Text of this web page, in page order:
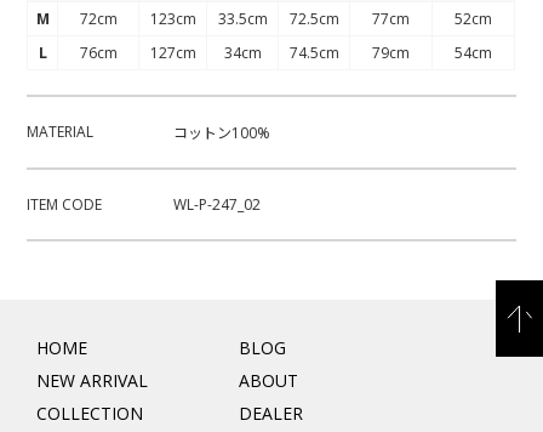
M
72cm 123cm 33.5cm 72.5cm 77cm
52cm
L
76cm 127cm 34cm 74.5cm 79cm 54cm
MATERIAL コットン100%
ITEM CODE WL-P-247_02
HOME
NEW ARRIVAL
COLLECTION
BLOG
ABOUT
DEALER